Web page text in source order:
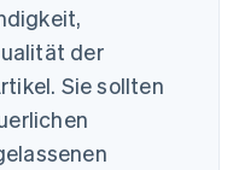
der
Sie sollten